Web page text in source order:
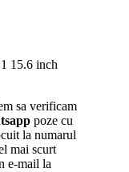
sa verificam
poze cu
la numarul
mai scurt
e-mail la